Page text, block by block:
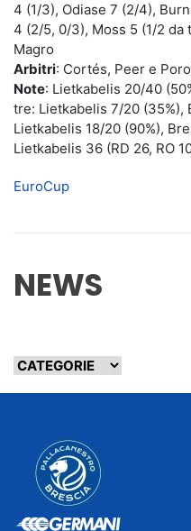
4 (1/3), Odiase 7 (2/4),
4 (2/5, 0/3), Moss 5 (1/2 da
Magro
Arbitri: Cortés, Peer e
Note: Lietkabelis 20/40
tre: Lietkabelis 7/20 (35%),
Lietkabelis 18/20 (90%),
Lietkabelis 36 (RD 26, RO
EuroCup
NEWS